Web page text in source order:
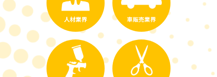
人材業界 車販売業界